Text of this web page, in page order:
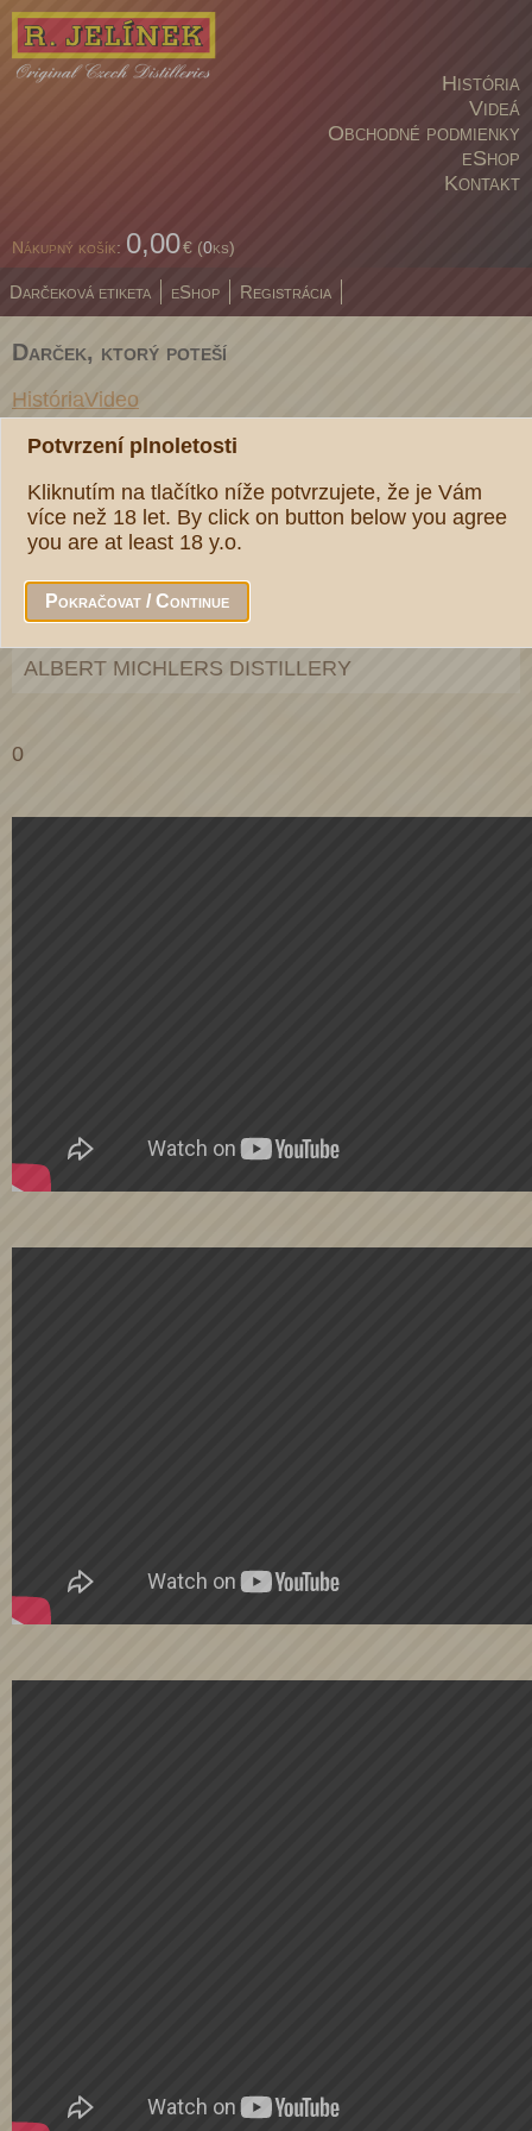
Nákupný košík: 0,00€ (0ks)
História
Videá
Obchodné podmienky
eShop
Kontakt
Darčeková etiketa eShop Registrácia
Darček, ktorý poteší
HistóriaVideo
Sortiment
Rudolf Jelínek
Stroh
RUM z karibiku
ALBERT MICHLERS DISTILLERY
0
Potvrzení plnoletosti
Kliknutím na tlačítko níže potvrzujete, že je Vám
více než 18 let. By click on button below you agree
you are at least 18 y.o.
Pokračovat / Continue